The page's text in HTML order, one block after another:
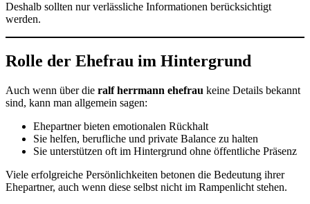
Deshalb sollten nur verlässliche Informationen berücksichtigt
werden.
Rolle der Ehefrau im Hintergrund
Auch wenn über die ralf herrmann ehefrau keine Details bekannt
sind, kann man allgemein sagen:
Ehepartner bieten emotionalen Rückhalt
Sie helfen, berufliche und private Balance zu halten
Sie unterstützen oft im Hintergrund ohne öffentliche Präsenz
Viele erfolgreiche Persönlichkeiten betonen die Bedeutung ihrer
Ehepartner, auch wenn diese selbst nicht im Rampenlicht stehen.